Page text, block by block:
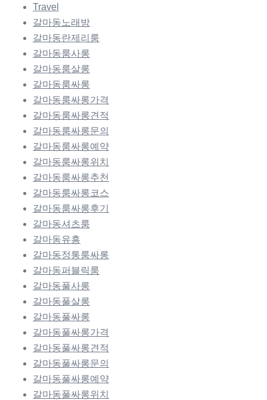
Travel
갈마동노래방
갈마동란제리룸
갈마동룸사롱
갈마동룸살롱
갈마동룸싸롱
갈마동룸싸롱가격
갈마동룸싸롱견적
갈마동룸싸롱문의
갈마동룸싸롱예약
갈마동룸싸롱위치
갈마동룸싸롱추천
갈마동룸싸롱코스
갈마동룸싸롱후기
갈마동셔츠룸
갈마동유흥
갈마동정통룸싸롱
갈마동퍼블릭룸
갈마동풀사롱
갈마동풀살롱
갈마동풀싸롱
갈마동풀싸롱가격
갈마동풀싸롱견적
갈마동풀싸롱문의
갈마동풀싸롱예약
갈마동풀싸롱위치